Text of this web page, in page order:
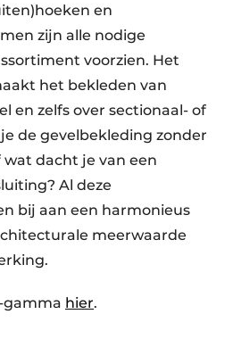
en
zijn alle nodige
voorzien. Het
het bekleden van
en zelfs over sectionaal- of
de gevelbekleding zonder
dacht je van een
Al deze
bij aan een harmonieus
meerwaarde
hier.